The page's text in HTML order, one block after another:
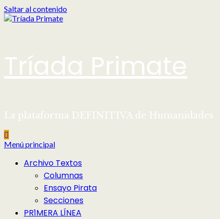
Saltar al contenido
Tríada Primate
La plataforma DEFINITIVA de Humanidades
Menú principal
Archivo Textos
Columnas
Ensayo Pirata
Secciones
PR1MERA LÍNEA